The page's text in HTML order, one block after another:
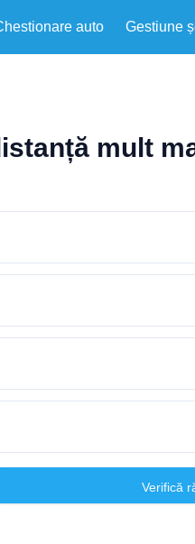
auto Gestiune
mult
Verifică